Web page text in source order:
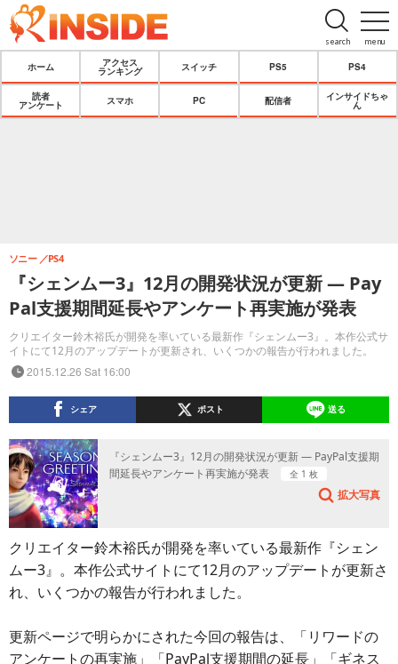
menu
search
ホーム
アクセス
ランキング
スイッチ PS5 PS4
読者
アンケート
スマホ PC 配信者
インサイドちゃ
ん
『シェンムー3』12月の開発状況が更新 ― Pay
Pal支援期間延長やアンケート再実施が発表
クリエイター鈴木裕氏が開発を率いている最新作『シェンムー3』。本作公式サ
イトにて12月のアップデートが更新され、いくつかの報告が行われました。
ソニー PS4
2015.12.26 Sat 16:00
シェア ポスト 送る
『シェンムー3』12月の開発状況が更新 ― PayPal支援期
間延長やアンケート再実施が発表
全 1 枚
拡大写真
クリエイター鈴木裕氏が開発を率いている最新作『シェン
ムー3』。本作公式サイトにて12月のアップデートが更新さ
れ、いくつかの報告が行われました。
更新ページで明らかにされた今回の報告は、「リワードの
アンケートの再実施」「PayPal支援期間の延長」「ギネス